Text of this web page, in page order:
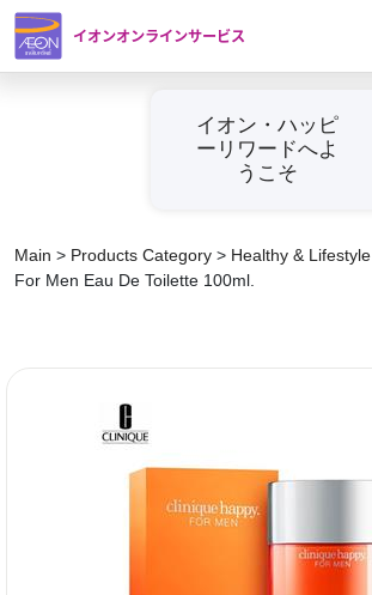
イオンオンラインサービス
イオン・ハッピ
ーリワードへよ
うこそ
Main > Products Category > Healthy & Lifestyle
For Men Eau De Toilette 100ml.